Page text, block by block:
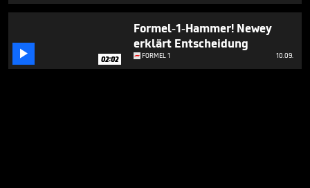
 02:02
Formel-1-Hammer! Newey
erklärt Entscheidung
FORMEL 1 10.09.